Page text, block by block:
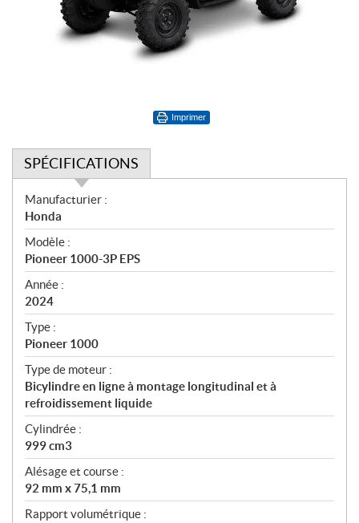
Imprimer
SPÉCIFICATIONS
S
p
é
c
i
f
i
c
a
t
i
o
n
s
Manufacturier :
Honda
Modèle :
Pioneer 1000-3P EPS
Année :
2024
Type :
Pioneer 1000
Type de moteur :
Bicylindre en ligne à montage longitudinal et à
refroidissement liquide
Cylindrée :
999 cm3
Alésage et course :
92 mm x 75,1 mm
Rapport volumétrique :